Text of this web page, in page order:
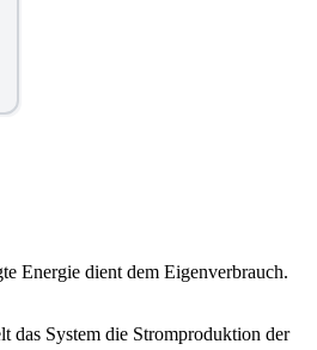
Energie dient dem Eigenverbrauch.
das System die Stromproduktion der